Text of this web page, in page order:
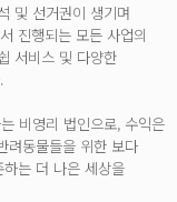
및 선거권이 생기며
진행되는 모든 사업의
서비스 및 다양한
비영리 법인으로, 수익은
려동물들을 위한 보다
는 더 나은 세상을